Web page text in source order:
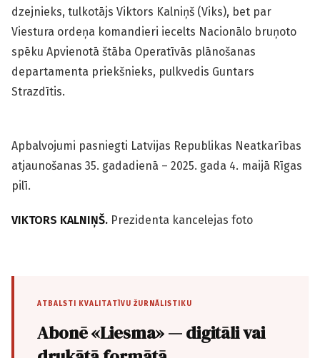
dzejnieks, tulkotājs Viktors Kalniņš (Viks), bet par
Viestura ordeņa komandieri iecelts Nacionālo bruņoto
spēku Apvienotā štāba Operatīvās plānošanas
departamenta priekšnieks, pulkvedis Guntars
Strazdītis.
Apbalvojumi pasniegti Latvijas Republikas Neatkarības
atjaunošanas 35. gadadienā – 2025. gada 4. maijā Rīgas
pilī.
VIKTORS KALNIŅŠ. Prezidenta kancelejas foto
ATBALSTI KVALITATĪVU ŽURNĀLISTIKU
Abonē «Liesma» — digitāli vai